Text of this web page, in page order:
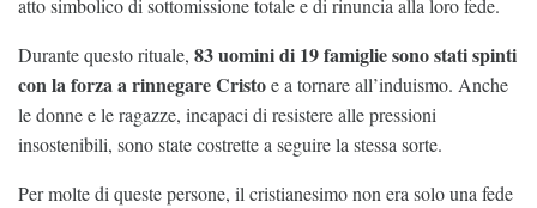
atto simbolico di sottomissione totale e di rinuncia alla loro fede.
Durante questo rituale, 83 uomini di 19 famiglie sono stati spinti
con la forza a rinnegare Cristoe a tornare all’induismo. Anche
le donne e le ragazze, incapaci di resistere alle pressioni
insostenibili, sono state costrette a seguire la stessa sorte.
Per molte di queste persone, il cristianesimo non era solo una fede